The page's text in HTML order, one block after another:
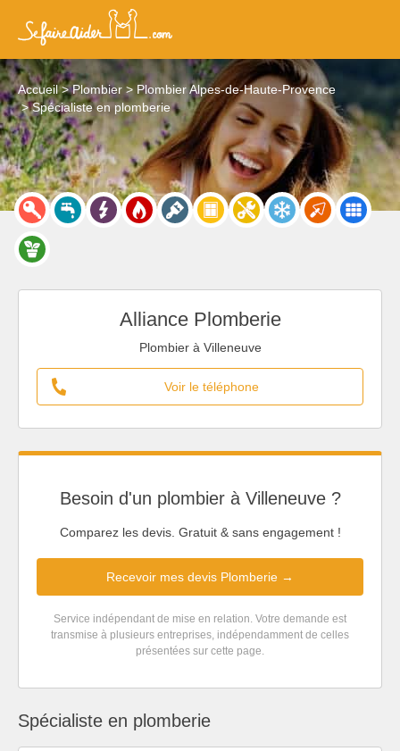
Accueil Plombier
Plombier Alpes-de-Haute-Provence
Spécialiste en plomberie
Alliance Plomberie
Plombier à Villeneuve
Voir le téléphone
Besoin d'un plombier à Villeneuve ?
Comparez les devis. Gratuit & sans engagement !
Recevoir mes devis Plomberie →
Service indépendant de mise en relation. Votre demande est
transmise à plusieurs entreprises, indépendamment de celles
présentées sur cette page.
Spécialiste en plomberie